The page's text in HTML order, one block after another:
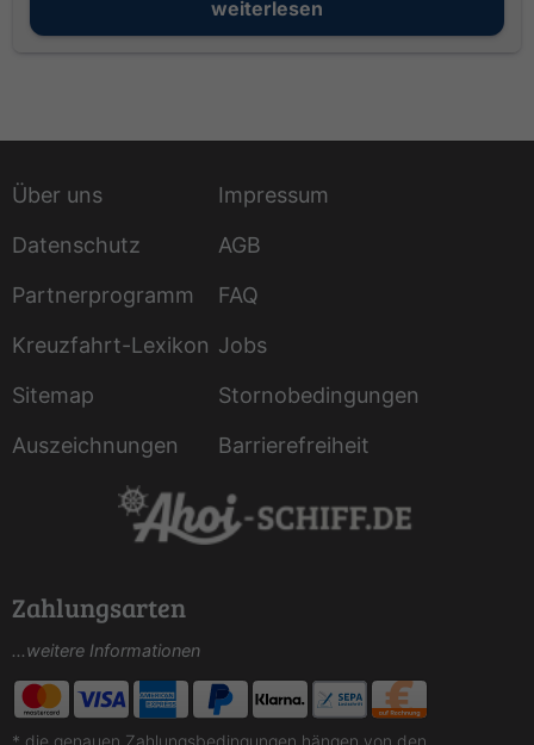
weiterlesen
Über uns
Impressum
Datenschutz
AGB
Partnerprogramm
FAQ
Kreuzfahrt-Lexikon Jobs
Sitemap
Stornobedingungen
Auszeichnungen
Barrierefreiheit
Zahlungsarten
...weitere Informationen
* die genauen Zahlungsbedingungen hängen von den